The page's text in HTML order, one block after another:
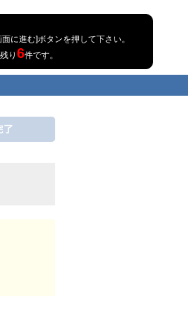
に進む]ボタンを押して下さい。
り 6件です。